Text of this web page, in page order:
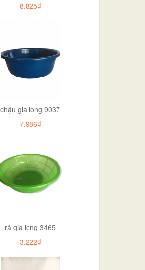
8.825₫
chậu gia long 9037
7.986₫
rá gia long 3465
3.222₫